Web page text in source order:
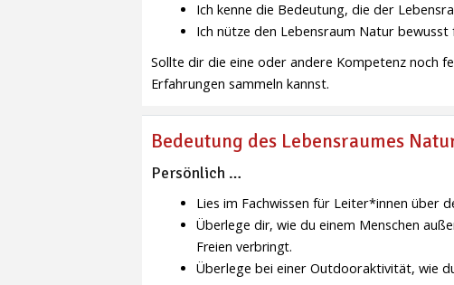
Ich kenne die Bedeutung, die der
Ich nütze den Lebensraum Natur
Sollte dir die eine oder andere Kompetenz noch
Erfahrungen sammeln kannst.
Bedeutung des Lebensraumes
Persönlich …
Lies im Fachwissen für Leiter*innen über
Überlege dir, wie du einem Menschen
Freien verbringt.
Überlege bei einer Outdooraktivität, wie